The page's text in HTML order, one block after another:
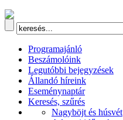
Programajánló
Beszámolóink
Legutóbbi bejegyzések
Állandó híreink
Eseménynaptár
Keresés, szűrés
Nagyböjt és húsvét